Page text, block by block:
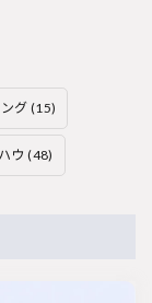
グ (15)
ウ (48)